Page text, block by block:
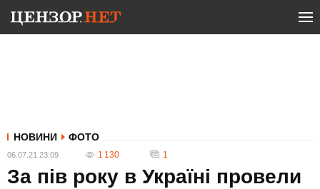
НОВИНИ ФОТО
06.07.21 23:09 1 130 1
За пів року в Україні провели